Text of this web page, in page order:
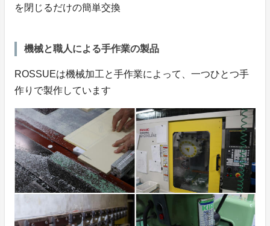
を閉じるだけの簡単交換
機械と職人による手作業の製品
ROSSUEは機械加工と手作業によって、一つひとつ手
作りで製作しています